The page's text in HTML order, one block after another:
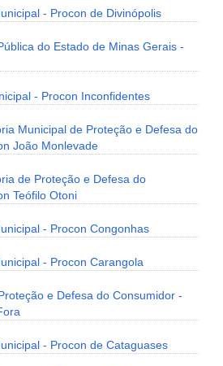
- Procon de Divinópolis
do Estado de Minas Gerais -
- Procon Inconfidentes
Municipal de Proteção e Defesa do
João Monlevade
de Proteção e Defesa do
Teófilo Otoni
- Procon Congonhas
- Procon Carangola
e Defesa do Consumidor -
- Procon de Cataguases